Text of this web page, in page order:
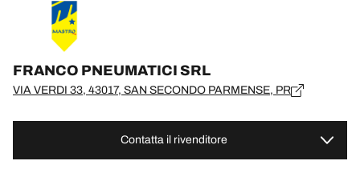
FRANCO PNEUMATICI SRL
VIA VERDI 33, 43017, SAN SECONDO PARMENSE, PR
Contatta il rivenditore